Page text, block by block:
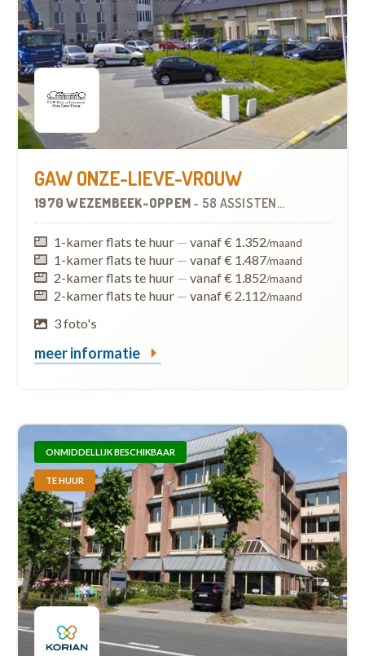
GAW ONZE-LIEVE-VROUW
1970 WEZEMBEEK-OPPEM - 58 ASSISTENTIEWONINGEN
1-kamer flats te huur — vanaf € 1.352/maand
1-kamer flats te huur — vanaf € 1.487/maand
2-kamer flats te huur — vanaf € 1.852/maand
2-kamer flats te huur — vanaf € 2.112/maand
3 foto's
meer informatie
ONMIDDELLIJK BESCHIKBAAR
TE HUUR